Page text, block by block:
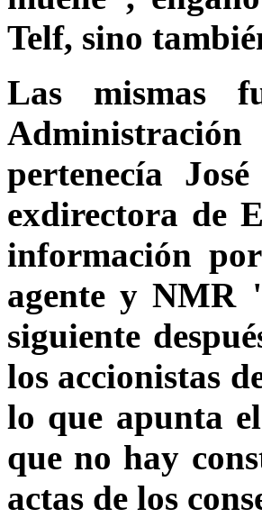
Telf, sino
Las mismas
pertenecía
exdirectora de
información
agente y NMR
siguiente
los accionistas
lo que apunta
que no hay
actas de los